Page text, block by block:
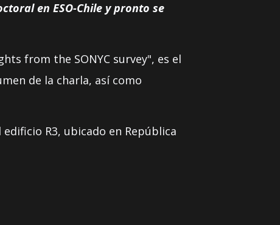
en ESO-Chile y pronto se
from the SONYC survey", es el
de la charla, así como
edificio R3, ubicado en República